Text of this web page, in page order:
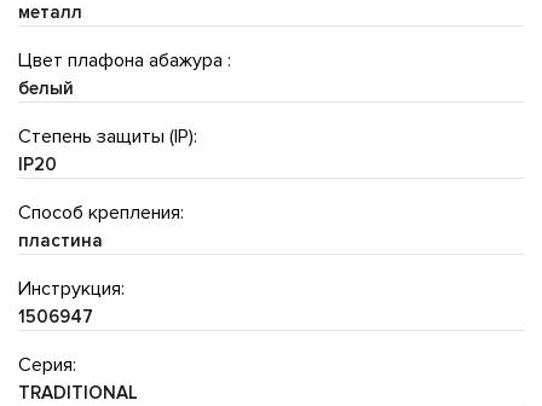
металл
Цвет плафона абажура :
белый
Степень защиты (IP):
IP20
Способ крепления:
пластина
Инструкция:
1506947
Серия:
TRADITIONAL